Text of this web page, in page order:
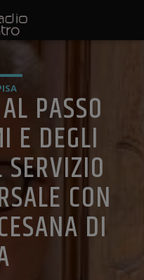
PASSO
E DEGLI
CON
DI